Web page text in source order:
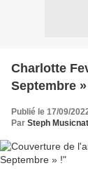
Charlotte
Septembre
Publié le 17/09/
Par Steph